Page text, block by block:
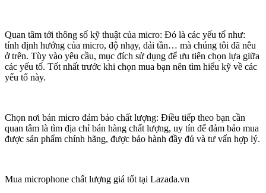
Quan tâm tới thông số kỹ thuật của micro: Đó là các yếu tố như:
tính định hướng của micro, độ nhạy, dải tần… mà chúng tôi đã nêu
ở trên. Tùy vào yêu cầu, mục đích sử dụng để ưu tiên chọn lựa giữa
các yếu tố. Tốt nhất trước khi chọn mua bạn nên tìm hiểu kỹ về các
yếu tố này.
Chọn nơi bán micro đảm bảo chất lượng: Điều tiếp theo bạn cần
quan tâm là tìm địa chỉ bán hàng chất lượng, uy tín để đảm bảo mua
được sản phẩm chính hãng, được bảo hành đầy đủ và tư vấn hợp lý.
Mua microphone chất lượng giá tốt tại Lazada.vn